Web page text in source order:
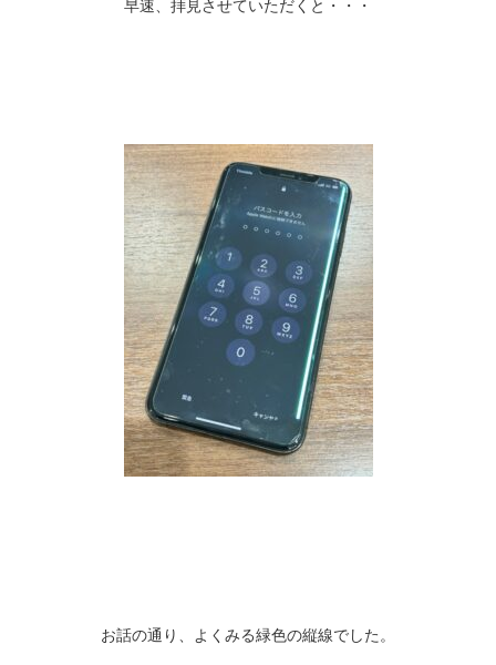
早速、拝見させていただくと・・・
お話の通り、よくみる緑色の縦線でした。